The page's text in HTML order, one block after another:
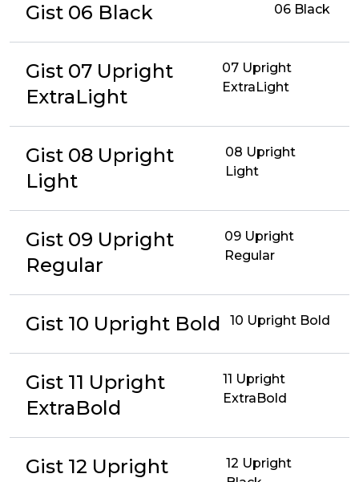
Gist 06 Black 06 Black
Gist 07 Upright
ExtraLight
07 Upright
ExtraLight
Gist 08 Upright
Light
08 Upright
Light
Gist 09 Upright
Regular
09 Upright
Regular
Gist 10 Upright Bold 10 Upright Bold
Gist 11 Upright
ExtraBold
11 Upright
ExtraBold
Gist 12 Upright
12 Upright